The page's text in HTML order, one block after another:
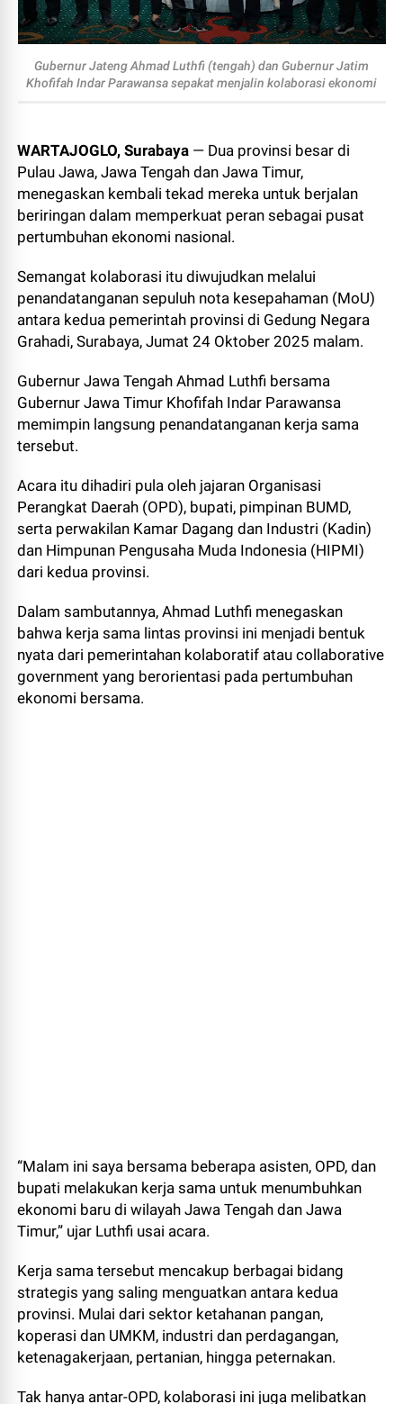
Gubernur Jateng Ahmad Luthfi (tengah) dan Gubernur Jatim
Khofifah Indar Parawansa sepakat menjalin kolaborasi ekonomi
WARTAJOGLO, Surabaya — Dua provinsi besar di
Pulau Jawa, Jawa Tengah dan Jawa Timur,
menegaskan kembali tekad mereka untuk berjalan
beriringan dalam memperkuat peran sebagai pusat
pertumbuhan ekonomi nasional.
Semangat kolaborasi itu diwujudkan melalui
penandatanganan sepuluh nota kesepahaman (MoU)
antara kedua pemerintah provinsi di Gedung Negara
Grahadi, Surabaya, Jumat 24 Oktober 2025 malam.
Gubernur Jawa Tengah Ahmad Luthfi bersama
Gubernur Jawa Timur Khofifah Indar Parawansa
memimpin langsung penandatanganan kerja sama
tersebut.
Acara itu dihadiri pula oleh jajaran Organisasi
Perangkat Daerah (OPD), bupati, pimpinan BUMD,
serta perwakilan Kamar Dagang dan Industri (Kadin)
dan Himpunan Pengusaha Muda Indonesia (HIPMI)
dari kedua provinsi.
Dalam sambutannya, Ahmad Luthfi menegaskan
bahwa kerja sama lintas provinsi ini menjadi bentuk
nyata dari pemerintahan kolaboratif atau collaborative
government yang berorientasi pada pertumbuhan
ekonomi bersama.
“Malam ini saya bersama beberapa asisten, OPD, dan
bupati melakukan kerja sama untuk menumbuhkan
ekonomi baru di wilayah Jawa Tengah dan Jawa
Timur,” ujar Luthfi usai acara.
Kerja sama tersebut mencakup berbagai bidang
strategis yang saling menguatkan antara kedua
provinsi. Mulai dari sektor ketahanan pangan,
koperasi dan UMKM, industri dan perdagangan,
ketenagakerjaan, pertanian, hingga peternakan.
Tak hanya antar-OPD, kolaborasi ini juga melibatkan